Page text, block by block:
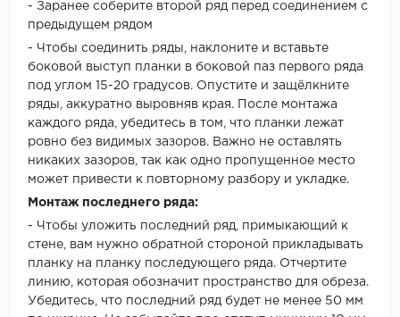
- Заранее соберите второй ряд перед соединением с
предыдущем рядом
- Чтобы соединить ряды, наклоните и вставьте
боковой выступ планки в боковой паз первого ряда
под углом 15-20 градусов. Опустите и защёлкните
ряды, аккуратно выровняв края. После монтажа
каждого ряда, убедитесь в том, что планки лежат
ровно без видимых зазоров. Важно не оставлять
никаких зазоров, так как одно пропущенное место
может привести к повторному разбору и укладке.
Монтаж последнего ряда:
- Чтобы уложить последний ряд, примыкающий к
стене, вам нужно обратной стороной прикладывать
планку на планку последующего ряда. Отчертите
линию, которая обозначит пространство для обреза.
Убедитесь, что последний ряд будет не менее 50 мм